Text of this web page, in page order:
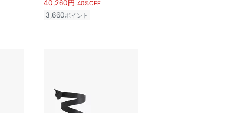
40,260円 40%OFF
3,660ポイント